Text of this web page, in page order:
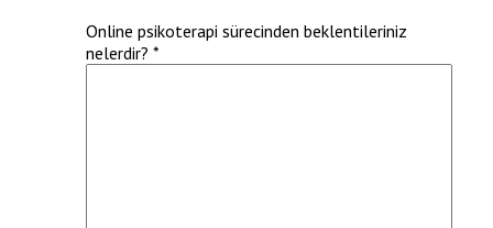
Online psikoterapi sürecinden beklentileriniz
nelerdir? *